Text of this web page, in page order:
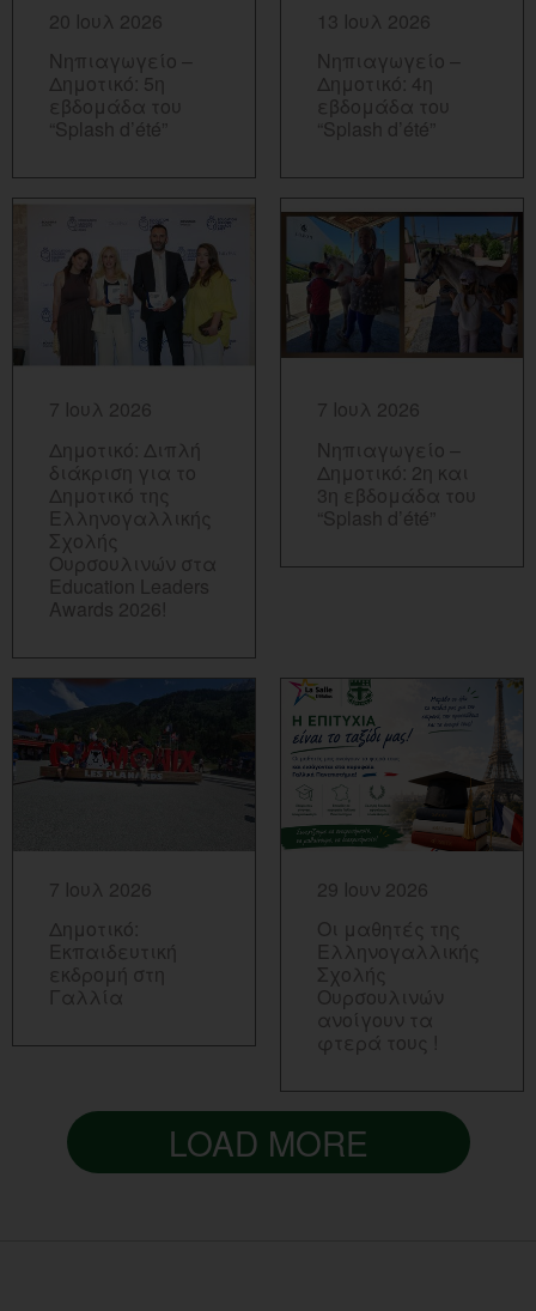
20 Ιουλ 2026
Νηπιαγωγείο –
Δημοτικό: 5η
εβδομάδα του
“Splash d’été”
13 Ιουλ 2026
Νηπιαγωγείο –
Δημοτικό: 4η
εβδομάδα του
“Splash d’été”
7 Ιουλ 2026
Δημοτικό: Διπλή
διάκριση για το
Δημοτικό της
Ελληνογαλλικής
Σχολής
Ουρσουλινών στα
Education Leaders
Awards 2026!
7 Ιουλ 2026
Νηπιαγωγείο –
Δημοτικό: 2η και
3η εβδομάδα του
“Splash d’été”
7 Ιουλ 2026
Δημοτικό:
Εκπαιδευτική
εκδρομή στη
Γαλλία
29 Ιουν 2026
Οι μαθητές της
Ελληνογαλλικής
Σχολής
Ουρσουλινών
ανοίγουν τα
φτερά τους !
LOAD MORE